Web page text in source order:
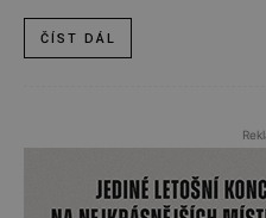
ČÍST DÁL